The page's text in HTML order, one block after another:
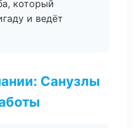
который
и ведёт
Санузлы